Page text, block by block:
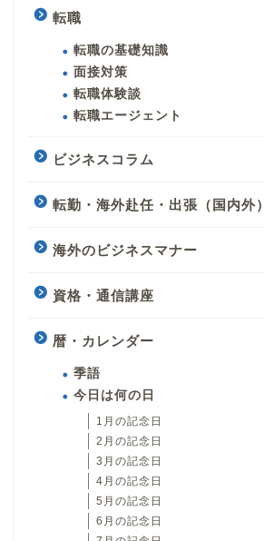
転職
転職の基礎知識
面接対策
転職体験談
転職エージェント
ビジネスコラム
転勤・海外赴任・出張（国内外）
海外のビジネスマナー
資格・通信講座
暦・カレンダー
季語
今日は何の日
1月の記念日
2月の記念日
3月の記念日
4月の記念日
5月の記念日
6月の記念日